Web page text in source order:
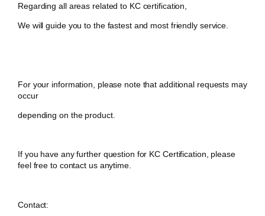
Regarding all areas related to KC certification,
We will guide you to the fastest and most friendly service.
For your information, please note that additional requests may
occur
depending on the product.
If you have any further question for KC Certification, please
feel free to contact us anytime.
Contact: